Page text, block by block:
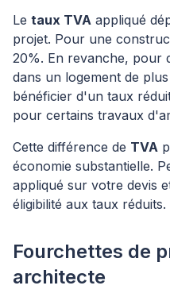
Le taux TVA appliqué
projet. Pour une
20%. En revanche, pour
dans un logement de
bénéficier d'un taux
pour certains travaux
Cette différence de TVA
économie substantielle.
appliqué sur votre devis
éligibilité aux taux réduits.
Fourchettes de
architecte